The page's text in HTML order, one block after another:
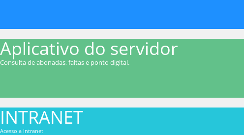
Aplicativo do servidor
Consulta de abonadas, faltas e ponto digital.
INTRANET
Acesso a Intranet